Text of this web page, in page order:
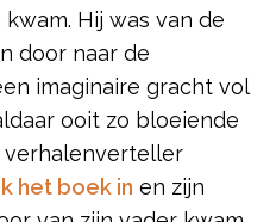
Hij was van de
door naar de
imaginaire gracht vol
ooit zo bloeiende
verhalenverteller
het boek in en zijn